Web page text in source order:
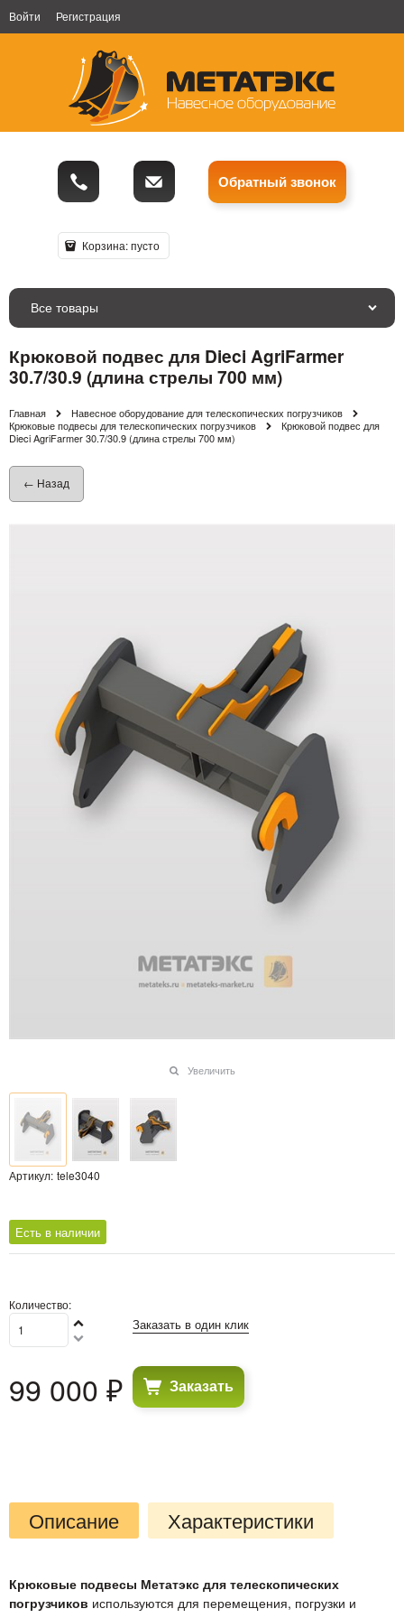
Войти Регистрация
Обратный звонок
Корзина:пусто
Все товары
Крюковой подвес для Dieci AgriFarmer
30.7/30.9 (длина стрелы 700 мм)
Главная
Навесное оборудование для телескопических погрузчиков
Крюковые подвесы для телескопических погрузчиков
Крюковой подвес для
Dieci AgriFarmer 30.7/30.9 (длина стрелы 700 мм)
← Назад
Увеличить
Артикул: tele3040
Есть в наличии
Количество:
99 000 ₽
Заказать в один клик
Заказать
Описание Характеристики
Крюковые подвесы Метатэкс для телескопических
погрузчиков используются для перемещения, погрузки и